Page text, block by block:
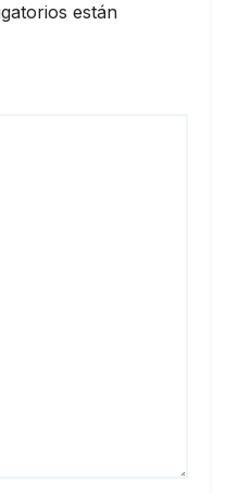
están